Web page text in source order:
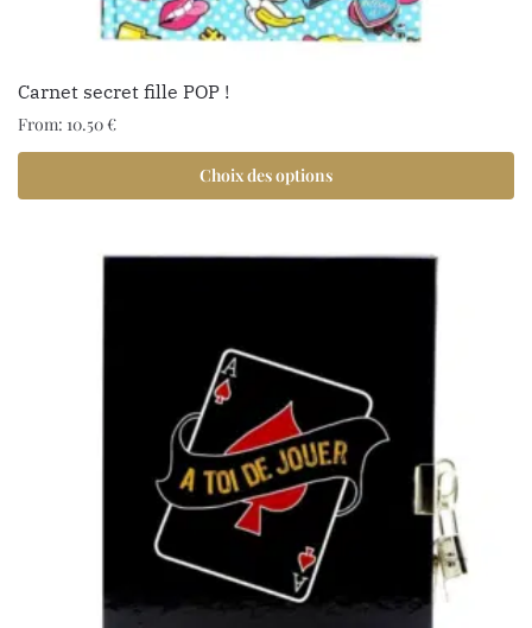
Carnet secret fille POP !
From: 10.50€
Choix des options